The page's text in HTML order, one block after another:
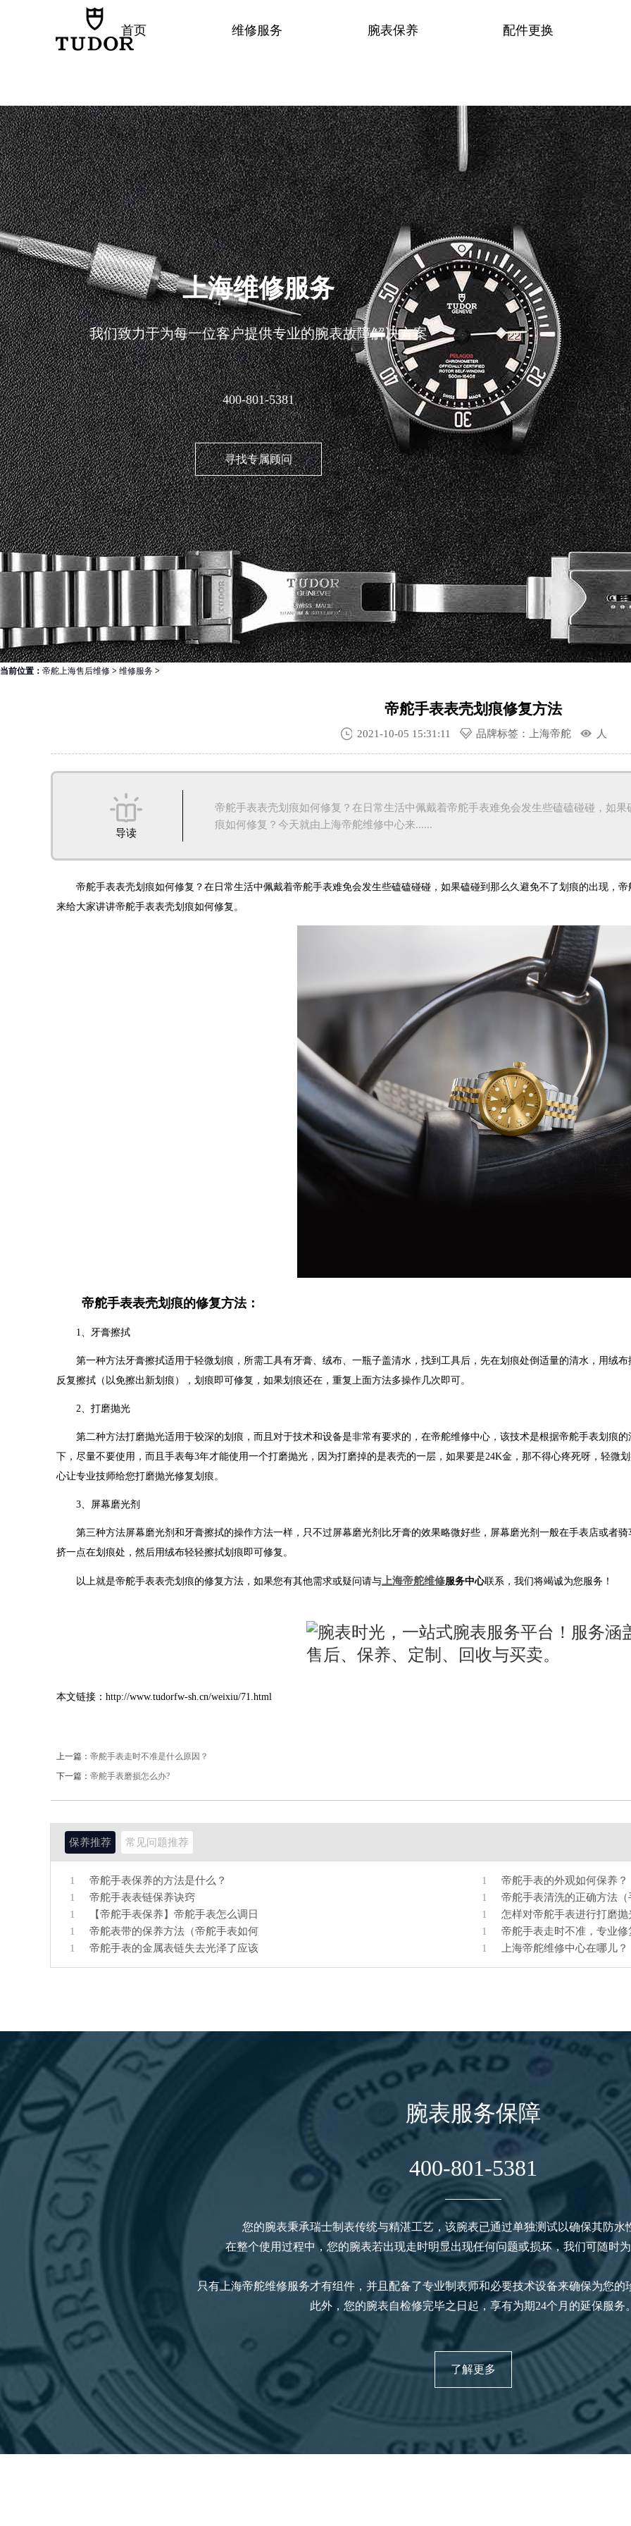
首页 维修服务 腕表保养 配件更换
上海维修服务
我们致力于为每一位客户提供专业的腕表故障解决方案
400-801-5381
寻找专属顾问
当前位置： 帝舵上海售后维修 > 维修服务 >
帝舵手表表壳划痕修复方法
2021-10-05 15:31:11 品牌标签：上海帝舵 人
导读
帝舵手表表壳划痕如何修复？在日常生活中佩戴着帝舵手表难免会发生些磕磕碰碰，如
痕如何修复？今天就由上海帝舵维修中心来......
帝舵手表表壳划痕如何修复？在日常生活中佩戴着帝舵手表难免会发生些磕磕碰碰，如果磕碰到那么久避免不了划痕的出现，帝
来给大家讲讲帝舵手表表壳划痕如何修复。
帝舵手表表壳划痕的修复方法：
1、牙膏擦拭
第一种方法牙膏擦拭适用于轻微划痕，所需工具有牙膏、绒布、一瓶子盖清水，找到工具后，先在划痕处倒适量的清水，用绒
反复擦拭（以免擦出新划痕），划痕即可修复，如果划痕还在，重复上面方法多操作几次即可。
2、打磨抛光
第二种方法打磨抛光适用于较深的划痕，而且对于技术和设备是非常有要求的，在帝舵维修中心，该技术是根据帝舵手表划痕
下，尽量不要使用，而且手表每3年才能使用一个打磨抛光，因为打磨掉的是表壳的一层，如果要是24K金，那不得心疼死呀，轻微
心让专业技师给您打磨抛光修复划痕。
3、屏幕磨光剂
第三种方法屏幕磨光剂和牙膏擦拭的操作方法一样，只不过屏幕磨光剂比牙膏的效果略微好些，屏幕磨光剂一般在手表店或者
挤一点在划痕处，然后用绒布轻轻擦拭划痕即可修复。
以上就是帝舵手表表壳划痕的修复方法，如果您有其他需求或疑问请与 上海帝舵维修服务中心联系，我们将竭诚为您服务！
本文链接：http://www.tudorfw-sh.cn/weixiu/71.html
上一篇： 帝舵手表走时不准是什么原因？
下一篇： 帝舵手表磨损怎么办?
保养推荐 常见问题推荐
1 帝舵手表保养的方法是什么？ 1
帝舵手表的外观如何保养？
1
帝舵手表表链保养诀窍 1
帝舵手表清洗的正确方法（
1
【帝舵手表保养】帝舵手表怎么调日 1
怎样对帝舵手表进行打磨抛
1
帝舵表带的保养方法（帝舵手表如何 1
帝舵手表走时不准，专业修
1
帝舵手表的金属表链失去光泽了应该 1 上海帝舵维修中心在哪儿？
腕表服务保障
400-801-5381
您的腕表秉承瑞士制表传统与精湛工艺，该腕表已通过单独测试以确保其防水
在整个使用过程中，您的腕表若出现走时明显出现任何问题或损坏，我们可随时
只有上海帝舵维修服务才有组件，并且配备了专业制表师和必要技术设备来确保为您的
此外，您的腕表自检修完毕之日起，享有为期24个月的延保服务。
了解更多